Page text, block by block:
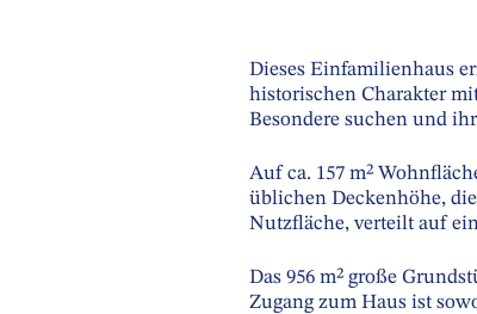
Dieses Einfamilienhaus
historischen Charakter
Besondere suchen und
Auf ca. 157 m²
üblichen Deckenhöhe,
Nutzfläche, verteilt auf
Das 956 m² große
Zugang zum Haus ist